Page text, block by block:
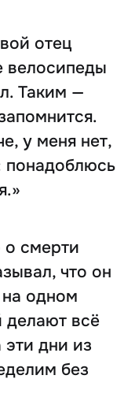
отец
велосипеды
Таким —
у меня нет,
понадоблюсь
о смерти
что он
одном
делают всё
дни из
без